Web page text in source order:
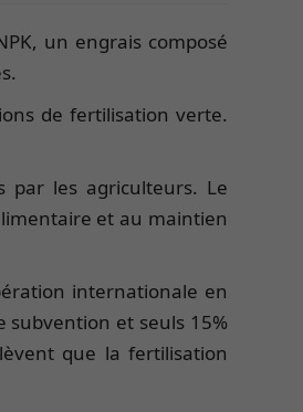
un engrais composé
de fertilisation verte.
par les agriculteurs. Le
et au maintien
internationale en
subvention et seuls 15%
que la fertilisation